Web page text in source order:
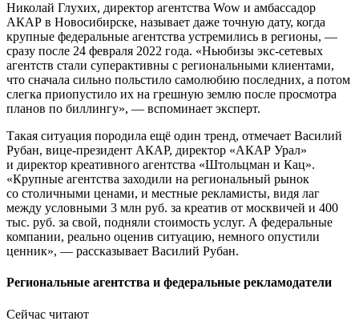
Николай Глухих, директор агентства Wow и амбассадор
АКАР в Новосибирске, называет даже точную дату, когда
крупные федеральные агентства устремились в регионы, —
сразу после 24 февраля 2022 года. «Ньюбизы экс-сетевых
агентств стали суперактивны с региональными клиентами,
что сначала сильно польстило самолюбию последних, а потом
слегка приопустило их на грешную землю после просмотра
планов по биллингу», — вспоминает эксперт.
Такая ситуация породила ещё один тренд, отмечает Василий
Рубан, вице-президент АКАР, директор «АКАР Урал»
и директор креативного агентства «Штольцман и Кац».
«Крупные агентства заходили на региональный рынок
со столичными ценами, и местные рекламисты, видя лаг
между условными 3 млн руб. за креатив от москвичей и 400
тыс. руб. за свой, подняли стоимость услуг. А федеральные
компании, реально оценив ситуацию, немного опустили
ценник», — рассказывает Василий Рубан.
Региональные агентства и федеральные рекламодатели
Сейчас читают